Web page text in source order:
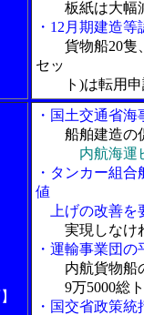
板紙は大幅
・12月期建造
貨物船20隻
セッ
ト)は転用申
・国土交通省
船舶建造の
内航海運
・タンカー組
値
上げの改善を
実現しなけ
・運輸事業団
内航貨物船
9万5000総
・国交省政策